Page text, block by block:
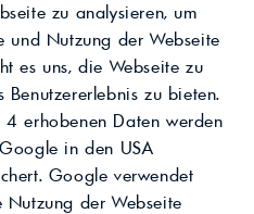
zu analysieren, um
und Nutzung der Webseite
es uns, die Webseite zu
zu bieten.
erhobenen Daten werden
in den USA
Google verwendet
der Webseite